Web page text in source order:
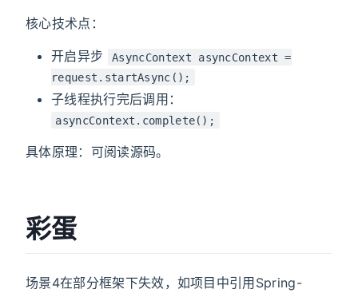
核心技术点：
开启异步
AsyncContext asyncContext =
request.startAsync();
子线程执行完后调用：
asyncContext.complete();
具体原理：可阅读源码。
彩蛋
场景4在部分框架下失效，如项目中引用Spring-